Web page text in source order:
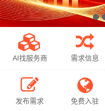
1 2 3 4
AI找服务商 需求信息
发布需求 免费入驻